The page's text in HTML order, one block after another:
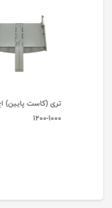
تری (کاست پایین) اچ پی